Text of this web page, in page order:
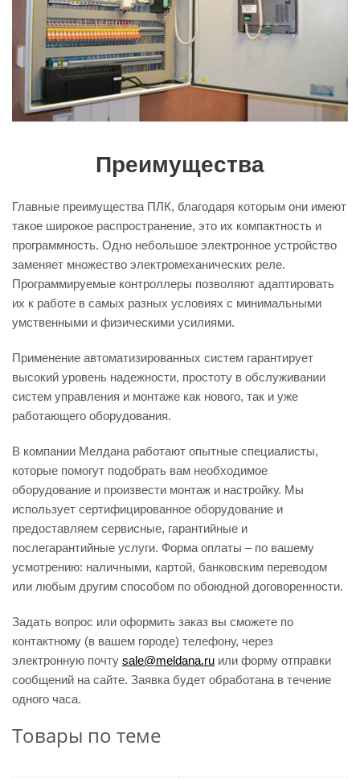
Преимущества
Главные преимущества ПЛК, благодаря которым они имеют
такое широкое распространение, это их компактность и
программность. Одно небольшое электронное устройство
заменяет множество электромеханических реле.
Программируемые контроллеры позволяют адаптировать
их к работе в самых разных условиях с минимальными
умственными и физическими усилиями.
Применение автоматизированных систем гарантирует
высокий уровень надежности, простоту в обслуживании
систем управления и монтаже как нового, так и уже
работающего оборудования.
В компании Мелдана работают опытные специалисты,
которые помогут подобрать вам необходимое
оборудование и произвести монтаж и настройку. Мы
использует сертифицированное оборудование и
предоставляем сервисные, гарантийные и
послегарантийные услуги. Форма оплаты – по вашему
усмотрению: наличными, картой, банковским переводом
или любым другим способом по обоюдной договоренности.
Задать вопрос или оформить заказ вы сможете по
контактному (в вашем городе) телефону, через
электронную почту sale@meldana.ru или форму отправки
сообщений на сайте. Заявка будет обработана в течение
одного часа.
Товары по теме